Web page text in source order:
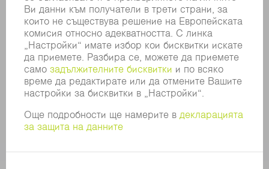
ПРЕССЪОБЩЕНИЯ
СПИСАНИЯ
УСТОЙЧИВОСТ
КЛИМАТ И ОКОЛНА СРЕДА
СОЦИАЛНИ ВЪПРОСИ И ОБЩЕСТВО
УПРАВЛЕНИЕ НА КОМПАНИЯТА